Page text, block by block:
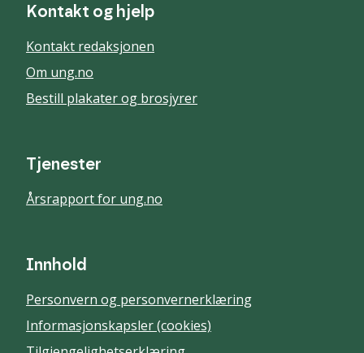
Kontakt og hjelp
Kontakt redaksjonen
Om ung.no
Bestill plakater og brosjyrer
Tjenester
Årsrapport for ung.no
Innhold
Personvern og personvernerklæring
Informasjonskapsler (cookies)